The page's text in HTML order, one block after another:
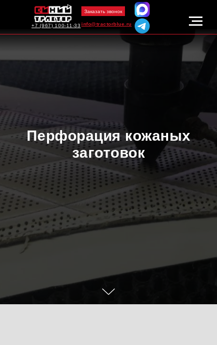
+7 (967) 100-11-33
Заказать звонок
info@tractorblue.ru
Перфорация кожаных
заготовок